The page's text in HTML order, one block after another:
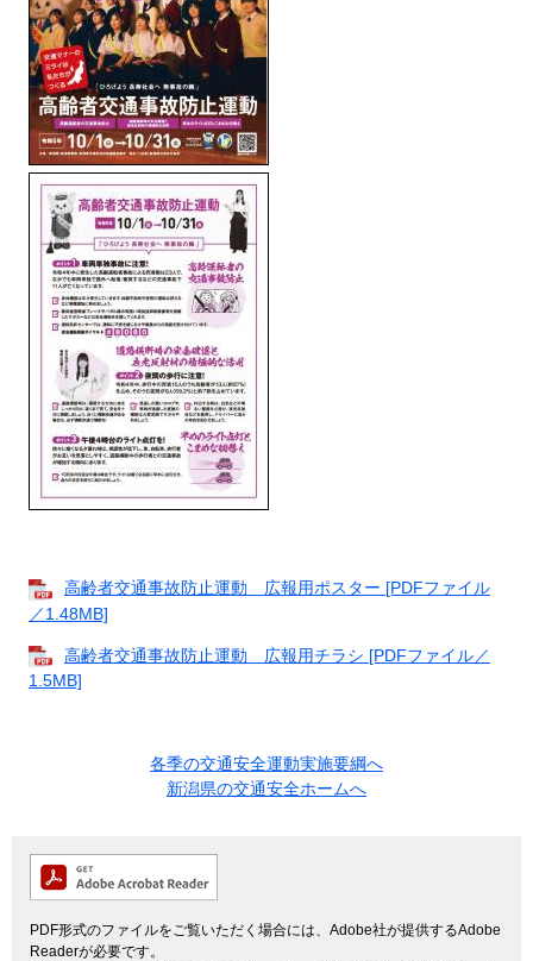
高齢者交通事故防止運動 広報用ポスター [PDFファイル
／1.48MB]
高齢者交通事故防止運動 広報用チラシ [PDFファイル／
1.5MB]
各季の交通安全運動実施要綱へ
新潟県の交通安全ホームへ
PDF形式のファイルをご覧いただく場合には、Adobe社が提供するAdobe
Readerが必要です。